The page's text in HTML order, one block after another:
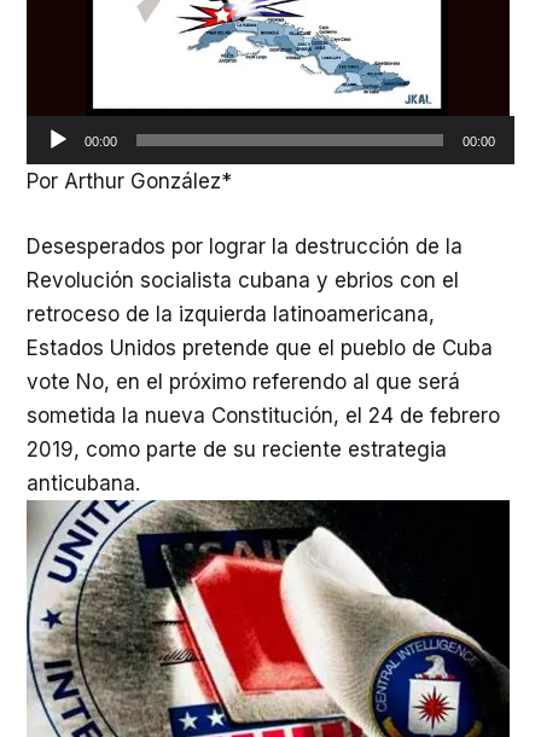
00:00 00:00
Por Arthur González*
Desesperados por lograr la destrucción de la
Revolución socialista cubana y ebrios con el
retroceso de la izquierda latinoamericana,
Estados Unidos pretende que el pueblo de Cuba
vote No, en el próximo referendo al que será
sometida la nueva Constitución, el 24 de febrero
2019, como parte de su reciente estrategia
anticubana.